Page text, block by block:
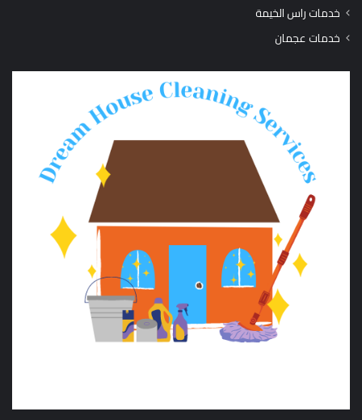
خدمات راس الخيمة
خدمات عجمان